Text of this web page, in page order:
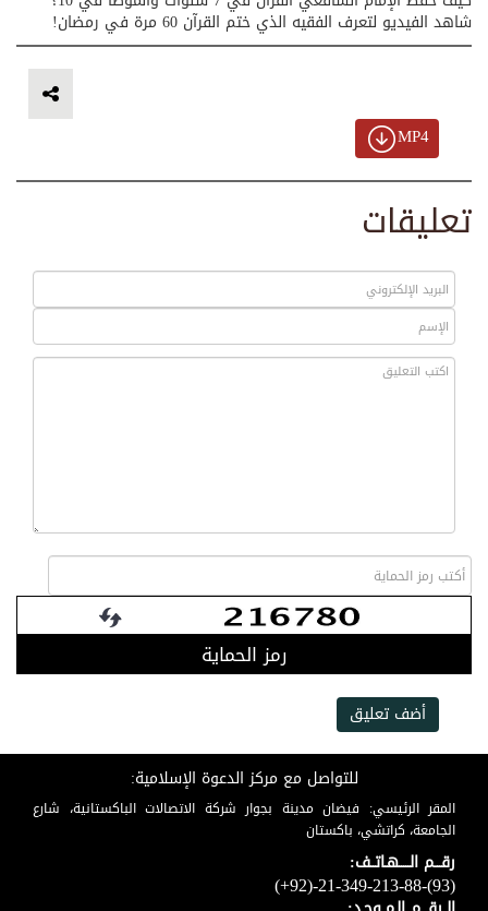
شاهد الفيديو لتعرف الفقيه الذي ختم القرآن 60 مرة في رمضان!
MP4
تعليقات
رمز الحماية
أضف تعليق
للتواصل مع مركز الدعوة الإسلامية:
المقر الرئيسي: فيضان مدينة بجوار شركة الاتصالات الباكستانية، شارع
الجامعة، كراتشي، باكستان
رقـــم الـــــهـاتــف:
(+92)-21-349-213-88-(93)